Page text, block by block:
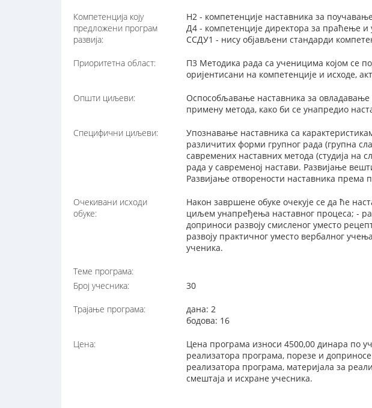
Компетенција коју
предложени програм
развија:
Н2 - компетенције наставника за
Д4 - компетенције директора за праћење
ССДУ1 - нису објављени стандарди
Приоритетна област:
П3 Методика рада са ученицима којом се
оријентисани на компетенције и исходе,
Општи циљеви:
Оспособљавање наставника за
примену метода, како би се унапредио
Специфични циљеви:
Упознавање наставника са
различитих форми групног рада (групна
савремених наставних метода (студија на
рада у савременој настави. Развијање
Развијање отворености наставника према
Очекивани исходи
обуке:
Након завршене обуке очекује се да ће
циљем унапређења наставног процеса; -
доприноси развоју смисленог уместо
развоју практичног уместо вербалног
ученика.
Теме програма:
Број учесника:
30
Трајање програма:
дана: 2
бодова: 16
Цена:
Цена програма износи 4500,00 динара по
реализатора програма, порезе и
реализатора програма, материјала за
смештаја и исхране учесника.